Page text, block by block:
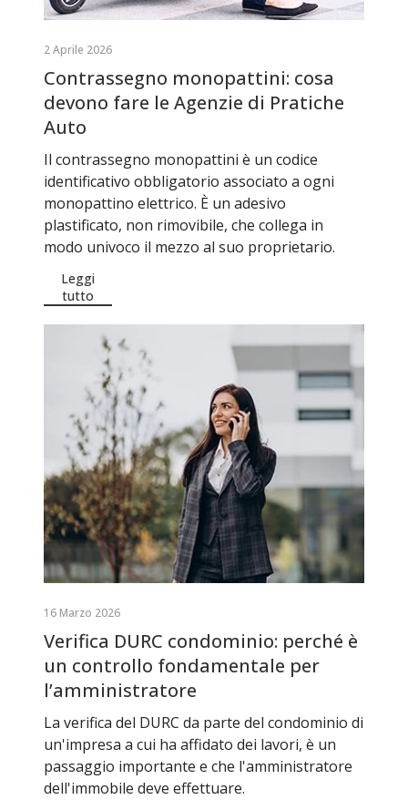
2 Aprile 2026
Contrassegno monopattini: cosa
devono fare le Agenzie di Pratiche
Auto
Il contrassegno monopattini è un codice
identificativo obbligatorio associato a ogni
monopattino elettrico. È un adesivo
plastificato, non rimovibile, che collega in
modo univoco il mezzo al suo proprietario.
Leggi
tutto
16 Marzo 2026
Verifica DURC condominio: perché è
un controllo fondamentale per
l’amministratore
La verifica del DURC da parte del condominio di
un'impresa a cui ha affidato dei lavori, è un
passaggio importante e che l'amministratore
dell'immobile deve effettuare.